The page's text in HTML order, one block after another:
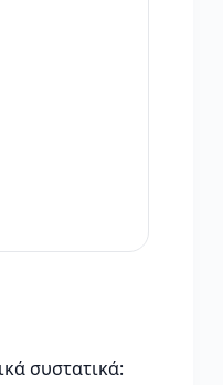
συστατικά: